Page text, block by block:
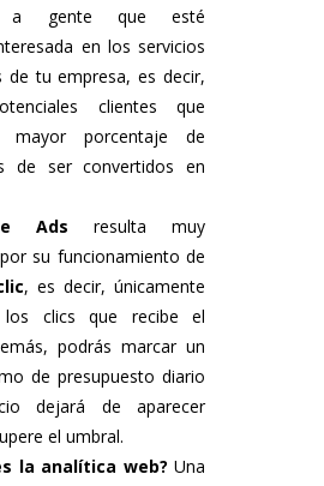
a gente que esté
en los servicios
de tu empresa, es decir,
clientes que
mayor porcentaje de
de ser convertidos en
Ads resulta muy
su funcionamiento de
, es decir, únicamente
clics que recibe el
podrás marcar un
de presupuesto diario
dejará de aparecer
el umbral.
la analítica web? Una